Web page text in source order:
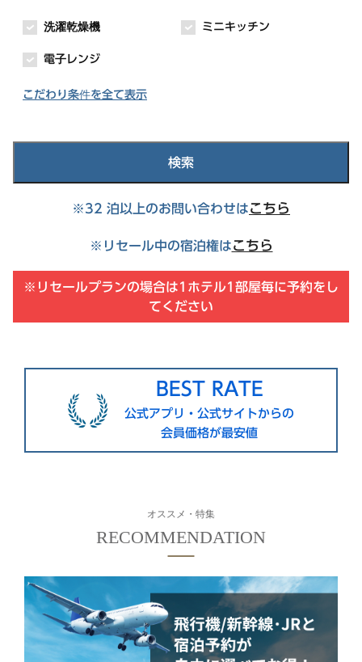
公式Facebook
公式Instagram
東急ステイ高輪
東急ステイ蒲田
水道橋・日本橋・門前仲町エリア
東急ステイ日本橋
東急ステイ門前仲町
東急ステイ札幌大通
京都・大阪エリア
洗濯乾燥機 ミニキッチン
電子レンジ
こだわり条件を全て表示
検索
※32 泊以上のお問い合わせはこちら
※リセール中の宿泊権はこちら
※リセールプランの場合は1ホテル1部屋毎に予約をし
てください
BEST RATE
公式アプリ・公式サイトからの
会員価格が最安値
オススメ・特集